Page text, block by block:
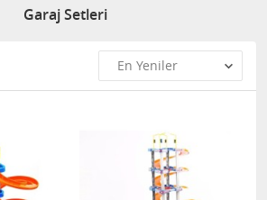
Garaj Setleri